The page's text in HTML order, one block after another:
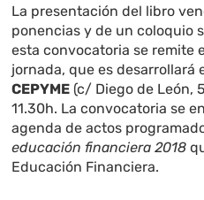
La presentación del libro
ponencias y de un coloquio
esta convocatoria se remite
jornada, que es desarrollará
CEPYME (c/ Diego de León,
11.30h. La convocatoria se
agenda de actos
educación financiera 2018
Educación Financiera.